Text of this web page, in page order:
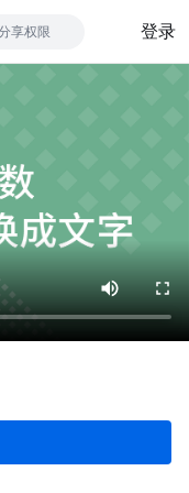
享权限 登录